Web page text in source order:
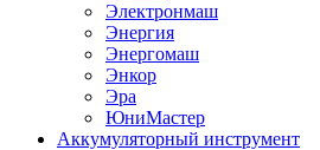
Электронмаш
Энергия
Энергомаш
Энкор
Эра
ЮниМастер
Аккумуляторный инструмент